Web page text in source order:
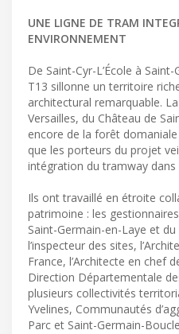
UNE LIGNE DE TRAM
ENVIRONNEMENT
De Saint-Cyr-L’École à
T13 sillonne un territoire
architectural remarquable.
Versailles, du Château de
encore de la forêt
que les porteurs du projet
intégration du tramway
Ils ont travaillé en étroite
patrimoine : les
Saint-Germain-en-Laye et
l’inspecteur des sites,
France, l’Architecte en chef
Direction Départementale
plusieurs collectivités
Yvelines, Communautés
Parc et Saint-Germain-